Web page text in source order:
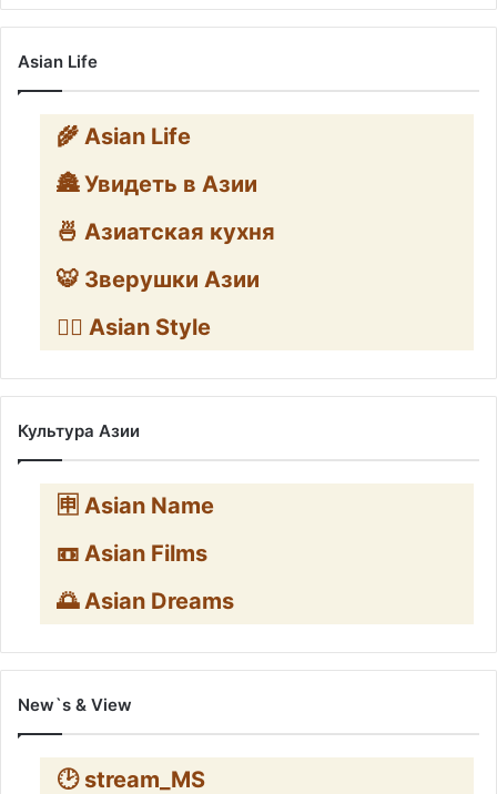
Asian Life
🌾 Asian Life
🏯 Увидеть в Азии
🍜 Азиатская кухня
🐯 Зверушки Азии
🧛‍♂️ Asian Style
Культура Азии
🈸 Asian Name
📼 Asian Films
🌅 Asian Dreams
New`s & View
🕑 stream_MS